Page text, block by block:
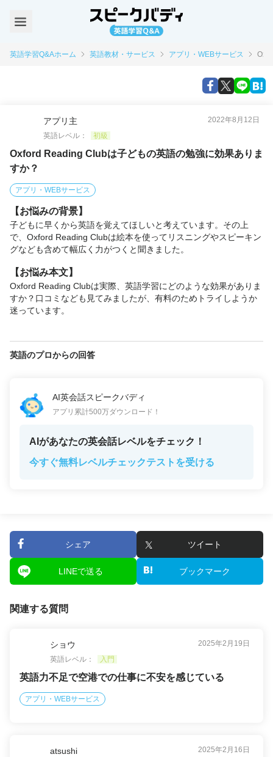
英語学習Q&Aホーム 英語教材・サービス アプリ・WEBサービス
アプリ主
2022年8月12日
英語レベル：
初級
Oxford Reading Clubは子どもの英語の勉強に効果ありま
すか？
アプリ・WEBサービス
【お悩みの背景】
子どもに早くから英語を覚えてほしいと考えています。その上
で、Oxford Reading Clubは絵本を使ってリスニングやスピーキン
グなども含めて幅広く力がつくと聞きました。
【お悩み本文】
Oxford Reading Clubは実際、英語学習にどのような効果がありま
すか？口コミなども見てみましたが、有料のためトライしようか
迷っています。
英語のプロからの回答
AI英会話スピークバディ
アプリ累計500万ダウンロード！
AIがあなたの英会話レベルをチェック！
今すぐ無料レベルチェックテストを受ける
シェア ツイート
LINEで送る ブックマーク
関連する質問
ショウ
2025年2月19日
英語レベル：
入門
英語力不足で空港での仕事に不安を感じている
アプリ・WEBサービス
atsushi
2025年2月16日